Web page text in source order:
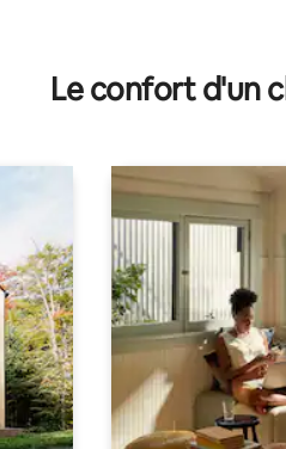
Le confort d'un